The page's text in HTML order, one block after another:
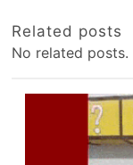
Related posts
No related posts.